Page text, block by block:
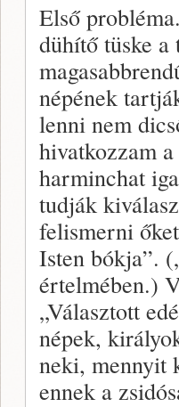
Első
dühítő tüske
népének
lenni nem
hivatkozzam
harminchat
tudják
felismerni
Isten bókja”.
értelmében.)
„Választott
népek,
neki, mennyit
ennek a